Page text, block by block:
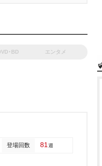
･BD エンタメ
登場回数 81 週